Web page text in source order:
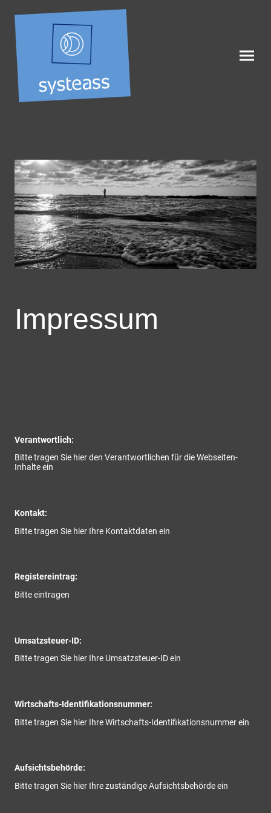
Impressum
Verantwortlich:
Bitte tragen Sie hier den Verantwortlichen für die Webseiten-
Inhalte ein
Kontakt:
Bitte tragen Sie hier Ihre Kontaktdaten ein
Registereintrag:
Bitte eintragen
Umsatzsteuer-ID:
Bitte tragen Sie hier Ihre Umsatzsteuer-ID ein
Wirtschafts-Identifikationsnummer:
Bitte tragen Sie hier Ihre Wirtschafts-Identifikationsnummer ein
Aufsichtsbehörde:
Bitte tragen Sie hier Ihre zuständige Aufsichtsbehörde ein